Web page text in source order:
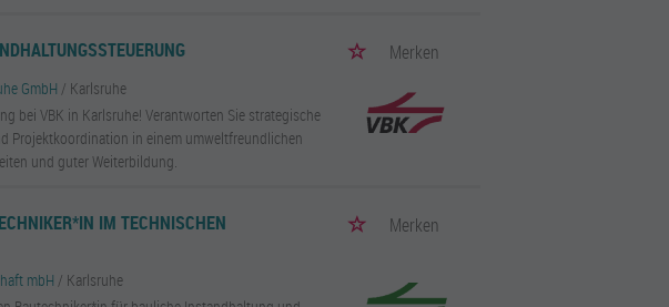
Merken
GmbH / Karlsruhe
bei VBK in Karlsruhe! Verantworten Sie strategische
Projektkoordination in einem umweltfreundlichen
und guter Weiterbildung.
IM TECHNISCHEN Merken
mbH / Karlsruhe